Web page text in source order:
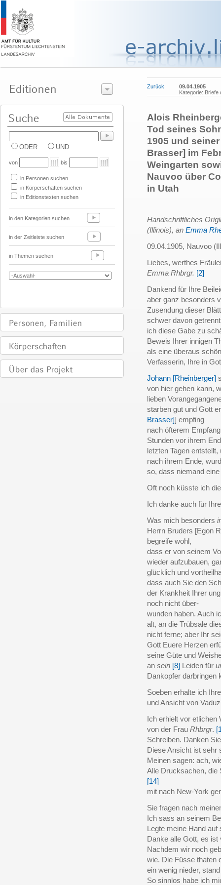
ODER UND
von bis
in Personen suchen
in Körperschaften suchen
in Editionstexten suchen
in den Kategorien suchen
in der Zeitleiste suchen
in Themen suchen
Zurück
09.04.1905
Kategorie: Briefe
Alois
Tod seines
1905 und
Brasser] im
Weingarten
Nauvoo über
in Utah
Handschriftliches
(Illinois), an Emma
09.04.1905, Nauvoo
Liebes, werthes
Emma Rhbrgr. [2]
Dankend für Ihre
aber ganz besonders
Zusendung dieser
schwer davon
ich diese Gabe zu
Beweis Ihrer innigen
als eine überaus
Verfasserin, Ihre in
Johann [Rheinberger]
von hier gehen kann,
lieben
starben gut und Gott
Brasser]] empfing
nach öfterem
Stunden vor ihrem
letzten Tagen
nach ihrem Ende,
so, dass niemand
Oft noch küsste ich
Ich danke auch für
Was mich besonders
Herrn Bruders [Egon
begreife wohl,
dass er von seinem
wieder aufzubauen,
glücklich und
dass auch Sie den
der Krankheit Ihrer
noch nicht über-
wunden haben. Auch
alt, an die Trübsale
nicht ferne; aber Ihr
Gott Euere Herzen
seine Güte und
an sein [8] Leiden für
Dankopfer darbringen
Soeben erhalte ich
und Ansicht von
Ich erhielt vor
von der Frau Rhbrgr.
Schreiben. Danken
Diese Ansicht ist sehr
Meinen sagen: ach,
Alle Drucksachen,
[14]
mit nach New-York
Sie fragen nach
Ich sass an seinem
Legte meine Hand
Danke alle Gott, es ist
Nachdem wir noch
wie. Die Füsse thaten
ein wenig nieder,
So sinnlos habe ich